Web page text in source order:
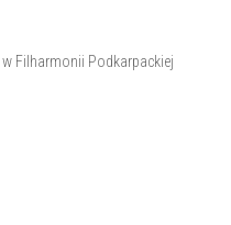
Filharmonii Podkarpackiej